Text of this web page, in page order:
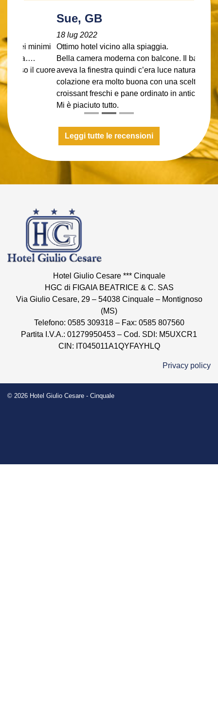
Sue, GB
18 lug 2022
Ottimo hotel vicino alla spiaggia.
Bella camera moderna con balcone. Il bagno
aveva la finestra quindi c’era luce naturale. La
colazione era molto buona con una scelta di
croissant freschi e pane ordinato in anticipo.
Mi è piaciuto tutto.
Leggi tutte le recensioni
Hotel Giulio Cesare *** Cinquale
HGC di FIGAIA BEATRICE & C. SAS
Via Giulio Cesare, 29 – 54038 Cinquale – Montignoso
(MS)
Telefono: 0585 309318 – Fax: 0585 807560
Partita I.V.A.: 01279950453 – Cod. SDI: M5UXCR1
CIN: IT045011A1QYFAYHLQ
Privacy policy
© 2026 Hotel Giulio Cesare - Cinquale